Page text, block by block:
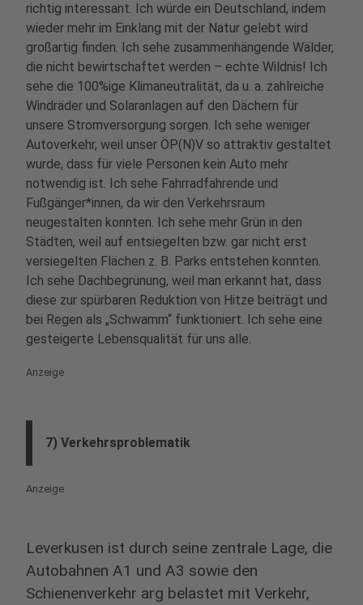
richtig interessant. Ich würde ein Deutschland, indem
wieder mehr im Einklang mit der Natur gelebt wird
großartig finden. Ich sehe zusammenhängende Wälder,
die nicht bewirtschaftet werden – echte Wildnis! Ich
sehe die 100%ige Klimaneutralität, da u. a. zahlreiche
Windräder und Solaranlagen auf den Dächern für
unsere Stromversorgung sorgen. Ich sehe weniger
Autoverkehr, weil unser ÖP(N)V so attraktiv gestaltet
wurde, dass für viele Personen kein Auto mehr
notwendig ist. Ich sehe Fahrradfahrende und
Fußgänger*innen, da wir den Verkehrsraum
neugestalten konnten. Ich sehe mehr Grün in den
Städten, weil auf entsiegelten bzw. gar nicht erst
versiegelten Flächen z. B. Parks entstehen konnten.
Ich sehe Dachbegrünung, weil man erkannt hat, dass
diese zur spürbaren Reduktion von Hitze beiträgt und
bei Regen als „Schwamm“ funktioniert. Ich sehe eine
gesteigerte Lebensqualität für uns alle.
Anzeige
7) Verkehrsproblematik
Anzeige
Leverkusen ist durch seine zentrale Lage, die
Autobahnen A1 und A3 sowie den
Schienenverkehr arg belastet mit Verkehr,